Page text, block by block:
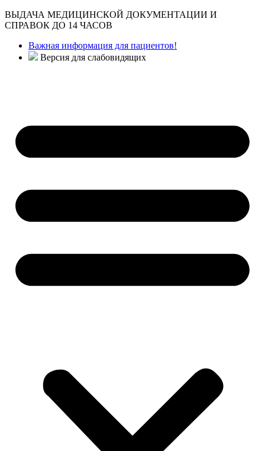
ВЫДАЧА МЕДИЦИНСКОЙ ДОКУМЕНТАЦИИ И
СПРАВОК ДО 14 ЧАСОВ
Важная информация для пациентов!
Версия для слабовидящих